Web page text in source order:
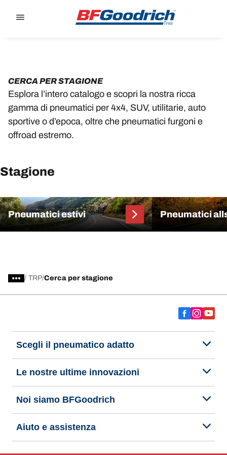
CERCA PER STAGIONE
Esplora l’intero catalogo e scopri la nostra ricca
gamma di pneumatici per 4x4, SUV, utilitarie, auto
sportive o d’epoca, oltre che pneumatici furgoni e
offroad estremo.
Stagione
Pneumatici estivi Pneumatici
/ TRP Cerca per stagione
Scegli il pneumatico adatto
Le nostre ultime innovazioni
Noi siamo BFGoodrich
Aiuto e assistenza